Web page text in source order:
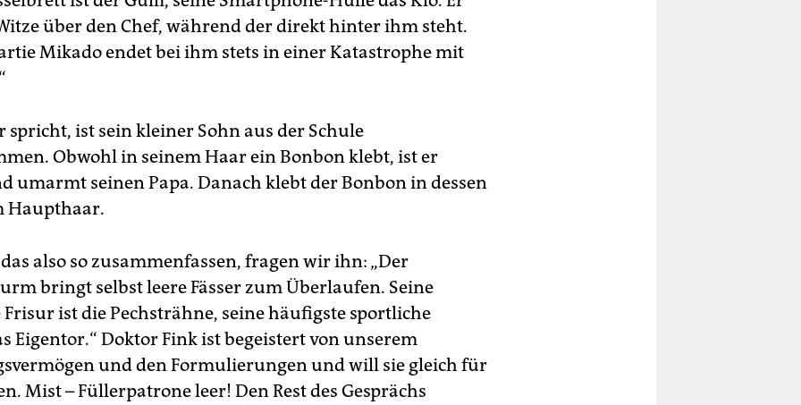
über den Chef, während der direkt hinter ihm steht.
Mikado endet bei ihm stets in einer Katastrophe mit
spricht, ist sein kleiner Sohn aus der Schule
Obwohl in seinem Haar ein Bonbon klebt, ist er
umarmt seinen Papa. Danach klebt der Bonbon in dessen
Haupthaar.
also so zusammenfassen, fragen wir ihn: „Der
bringt selbst leere Fässer zum Überlaufen. Seine
ist die Pechsträhne, seine häufigste sportliche
Eigentor.“ Doktor Fink ist begeistert von unserem
und den Formulierungen und will sie gleich für
Mist – Füllerpatrone leer! Den Rest des Gesprächs